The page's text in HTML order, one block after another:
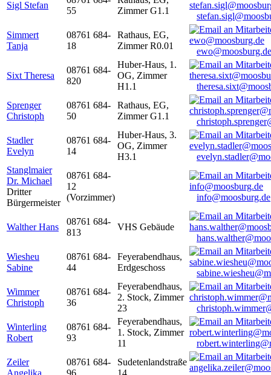
Sigl Stefan
55
Zimmer G1.1
Simmert
Tanja
08761 684-
18
Rathaus, EG,
Zimmer R0.01
ewo@moosburg.de
Sixt Theresa
08761 684-
820
Huber-Haus, 1.
OG, Zimmer
H1.1
Sprenger
Christoph
08761 684-
50
Rathaus, EG,
Zimmer G1.1
Stadler
Evelyn
08761 684-
14
Huber-Haus, 3.
OG, Zimmer
H3.1
Stanglmaier
Dr. Michael
Dritter
Bürgermeister
08761 684-
12
(Vorzimmer)
info@moosburg.de
Walther Hans
08761 684-
813
VHS Gebäude
Wiesheu
Sabine
08761 684-
44
Feyerabendhaus,
Erdgeschoss
Wimmer
Christoph
08761 684-
36
Feyerabendhaus,
2. Stock, Zimmer
23
Winterling
Robert
08761 684-
93
Feyerabendhaus,
1. Stock, Zimmer
11
Zeiler
Angelika
08761 684-
96
Sudetenlandstraße
14